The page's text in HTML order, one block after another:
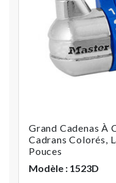
Grand Cadenas À
Cadrans Colorés,
Pouces
Modèle : 1523D